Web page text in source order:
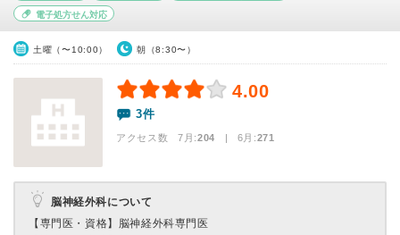
電子処方せん対応
土曜（〜10:00） 朝（8:30〜）
4.00
3件
アクセス数 7月:204 | 6月:271
脳神経外科について
【専門医・資格】 脳神経外科専門医